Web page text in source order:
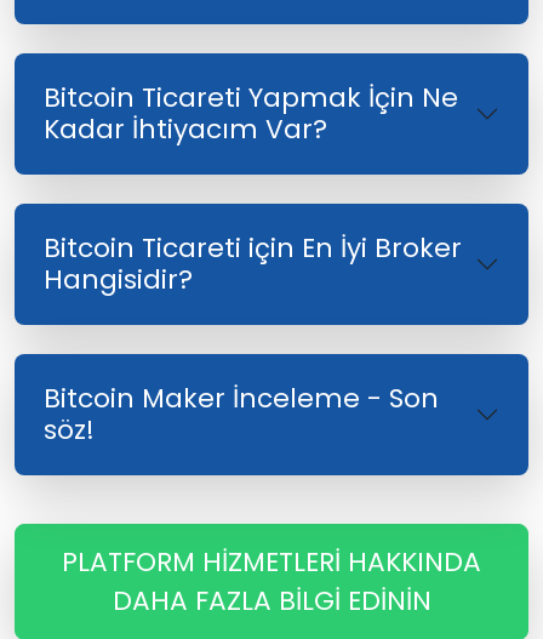
Bitcoin Ticareti Yapmak İçin Ne
Kadar İhtiyacım Var?
Bitcoin Ticareti için En İyi Broker
Hangisidir?
Bitcoin Maker İnceleme - Son
söz!
PLATFORM HIZMETLERI HAKKINDA
DAHA FAZLA BILGI EDININ